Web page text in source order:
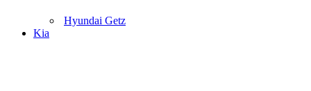
Hyundai Getz
Kia